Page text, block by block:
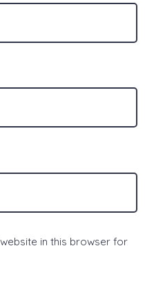
in this browser for